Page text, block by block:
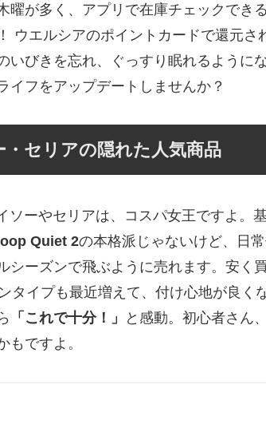
曜が多く、アプリで在庫チェックでき
ウエルシアのポイントカードで還元さ
びきを忘れ、ぐっすり眠れるように
イフをアップデートしませんか？
セリアの隠れた人気商品
ソーやセリアは、コスパ女王ですよ。
Quiet 2の本格派じゃないけど、日
シーズンで飛ぶように売れます。安く
タイプも最近増えて、付け心地が良く
「これで十分！」
と感動。初心者さん
もですよ。